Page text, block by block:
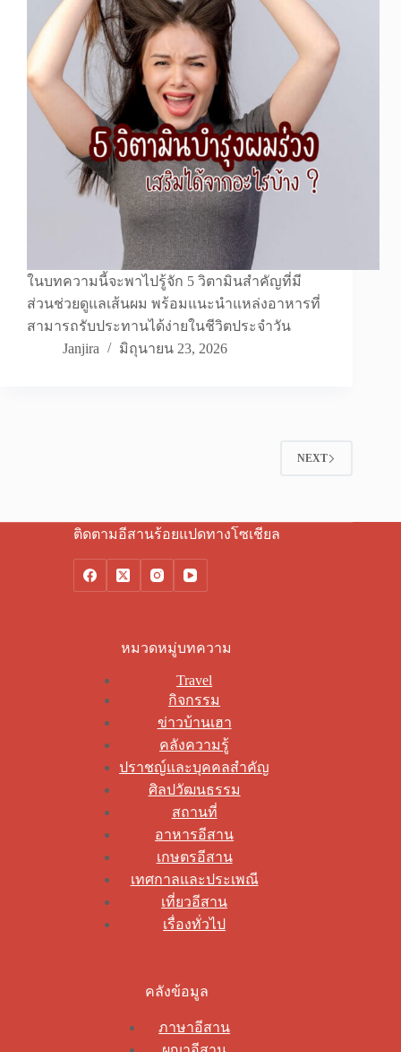
ในบทความนี้จะพาไปรู้จัก 5 วิตามินสำคัญที่มี
ส่วนช่วยดูแลเส้นผม พร้อมแนะนำแหล่งอาหารที่
สามารถรับประทานได้ง่ายในชีวิตประจำวัน
Janjira
มิถุนายน 23, 2026
NEXT
ติดตามอีสานร้อยแปดทางโซเชียล
หมวดหมู่บทความ
Travel
กิจกรรม
ข่าวบ้านเฮา
คลังความรู้
ปราชญ์และบุคคลสำคัญ
ศิลปวัฒนธรรม
สถานที่
อาหารอีสาน
เกษตรอีสาน
เทศกาลและประเพณี
เที่ยวอีสาน
เรื่องทั่วไป
คลังข้อมูล
ภาษาอีสาน